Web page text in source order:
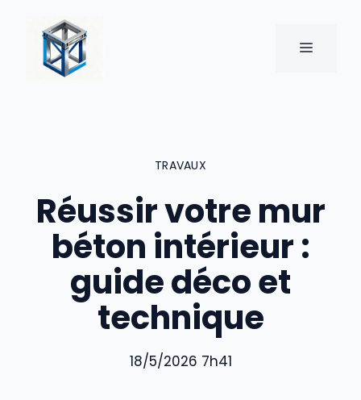
contenu
MENU
TRAVAUX
Réussir votre mur
béton intérieur :
guide déco et
technique
18/5/2026 7h41